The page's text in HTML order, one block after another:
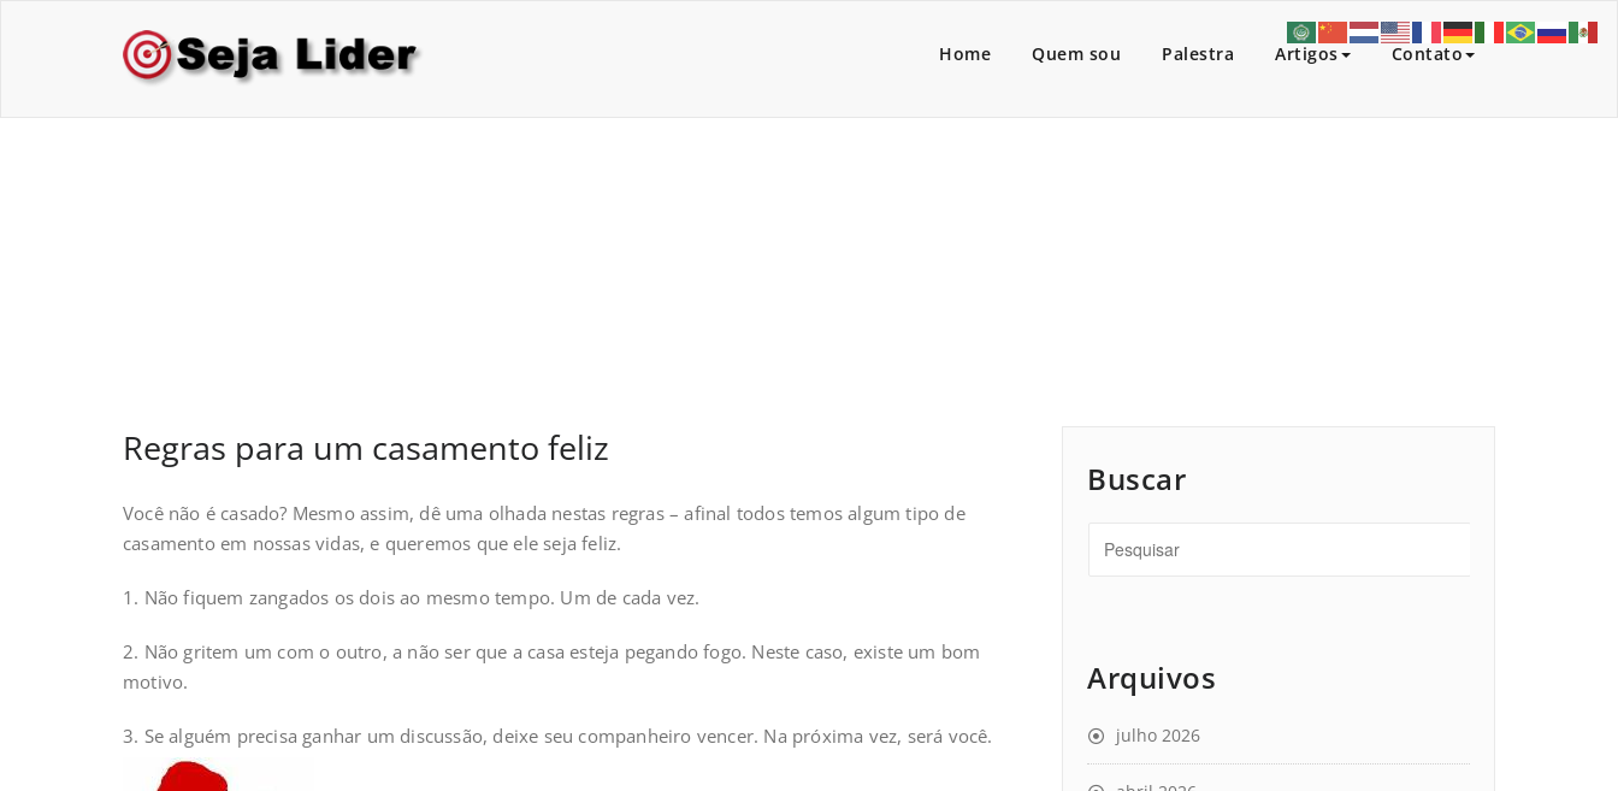
Home Quem sou Palestra Artigos Contato
Regras para um casamento feliz
Você não é casado? Mesmo assim, dê uma olhada nestas regras – afinal todos temos algum tipo de
casamento em nossas vidas, e queremos que ele seja feliz.
1. Não fiquem zangados os dois ao mesmo tempo. Um de cada vez.
2. Não gritem um com o outro, a não ser que a casa esteja pegando fogo. Neste caso, existe um bom
motivo.
3. Se alguém precisa ganhar um discussão, deixe seu companheiro vencer. Na próxima vez, será você.
Buscar
Arquivos
julho 2026